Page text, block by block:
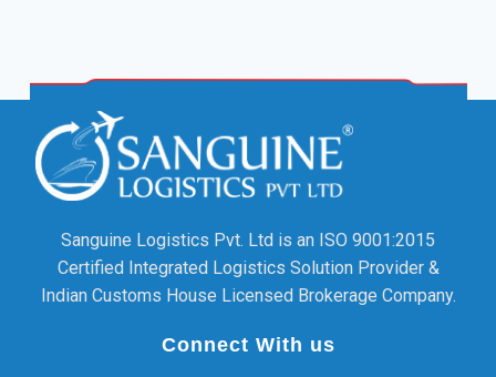
Sanguine Logistics Pvt. Ltd is an ISO 9001:2015
Certified Integrated Logistics Solution Provider &
Indian Customs House Licensed Brokerage Company.
Connect With us